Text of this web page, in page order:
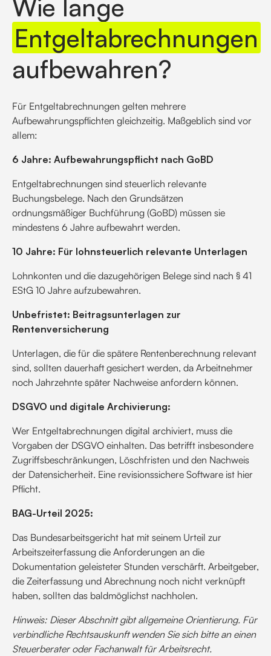
Wie lange
Entgeltabrechnungen
aufbewahren?
Für Entgeltabrechnungen gelten mehrere
Aufbewahrungspflichten gleichzeitig. Maßgeblich sind vor
allem:
6 Jahre: Aufbewahrungspflicht nach GoBD
Entgeltabrechnungen sind steuerlich relevante
Buchungsbelege. Nach den Grundsätzen
ordnungsmäßiger Buchführung (GoBD) müssen sie
mindestens 6 Jahre aufbewahrt werden.
10 Jahre: Für lohnsteuerlich relevante Unterlagen
Lohnkonten und die dazugehörigen Belege sind nach § 41
EStG 10 Jahre aufzubewahren.
Unbefristet: Beitragsunterlagen zur
Rentenversicherung
Unterlagen, die für die spätere Rentenberechnung relevant
sind, sollten dauerhaft gesichert werden, da Arbeitnehmer
noch Jahrzehnte später Nachweise anfordern können.
DSGVO und digitale Archivierung:
Wer Entgeltabrechnungen digital archiviert, muss die
Vorgaben der DSGVO einhalten. Das betrifft insbesondere
Zugriffsbeschränkungen, Löschfristen und den Nachweis
der Datensicherheit. Eine revisionssichere Software ist hier
Pflicht.
BAG-Urteil 2025:
Das Bundesarbeitsgericht hat mit seinem Urteil zur
Arbeitszeiterfassung die Anforderungen an die
Dokumentation geleisteter Stunden verschärft. Arbeitgeber,
die Zeiterfassung und Abrechnung noch nicht verknüpft
haben, sollten das baldmöglichst nachholen.
Hinweis: Dieser Abschnitt gibt allgemeine Orientierung. Für
verbindliche Rechtsauskunft wenden Sie sich bitte an einen
Steuerberater oder Fachanwalt für Arbeitsrecht.